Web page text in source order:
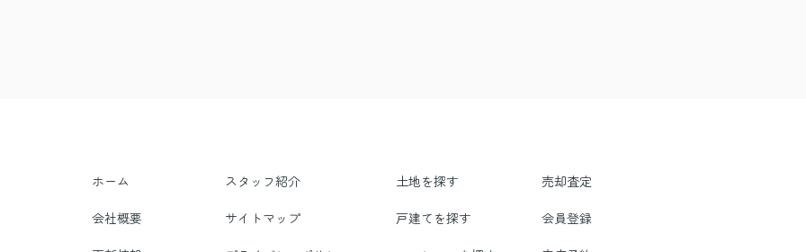
ホーム スタッフ紹介 土地を探す 売却査定
会社概要 サイトマップ 戸建てを探す 会員登録